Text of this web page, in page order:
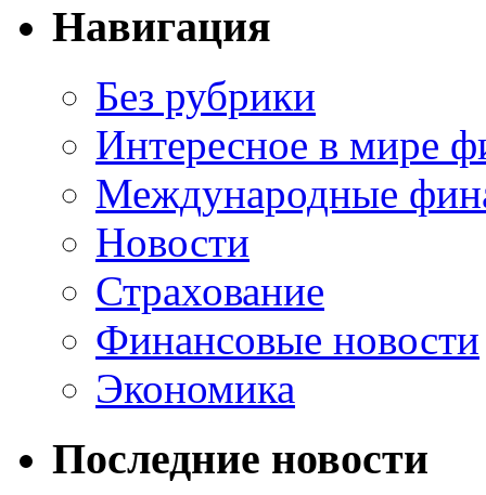
Навигация
Без рубрики
Интересное в мире
Международные
Новости
Страхование
Финансовые новости
Экономика
Последние новости